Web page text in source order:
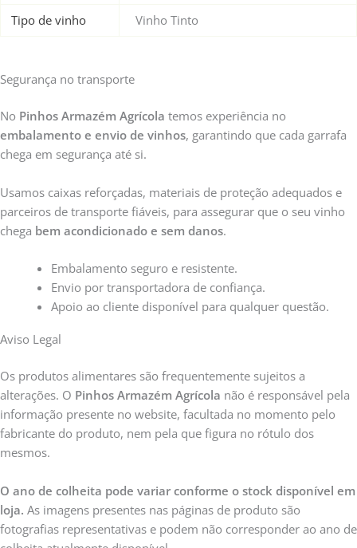
Tipo de vinho
Vinho Tinto
Segurança no transporte
No Pinhos Armazém Agrícola temos experiência no
embalamento e envio de vinhos, garantindo que cada garrafa
chega em segurança até si.
Usamos caixas reforçadas, materiais de proteção adequados e
parceiros de transporte fiáveis, para assegurar que o seu vinho
chega bem acondicionado e sem danos.
Embalamento seguro e resistente.
Envio por transportadora de confiança.
Apoio ao cliente disponível para qualquer questão.
Aviso Legal
Os produtos alimentares são frequentemente sujeitos a
alterações. O Pinhos Armazém Agrícola não é responsável pela
informação presente no website, facultada no momento pelo
fabricante do produto, nem pela que figura no rótulo dos
mesmos.
O ano de colheita pode variar conforme o stock disponível em
loja. As imagens presentes nas páginas de produto são
fotografias representativas e podem não corresponder ao ano de